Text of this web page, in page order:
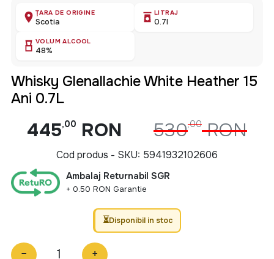
ȚARA DE ORIGINE
Scotia
LITRAJ
0.7l
VOLUM ALCOOL
48%
Whisky Glenallachie White Heather 15
Ani 0.7L
445,00 RON 530,00 RON
Cod produs - SKU 5941932102606
Ambalaj Returnabil SGR
+ 0.50 RON Garantie
Disponibil in stoc
− +